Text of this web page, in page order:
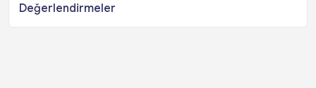
Değerlendirmeler